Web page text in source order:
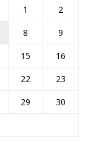
1
2
8
9
15
16
22
23
29
30